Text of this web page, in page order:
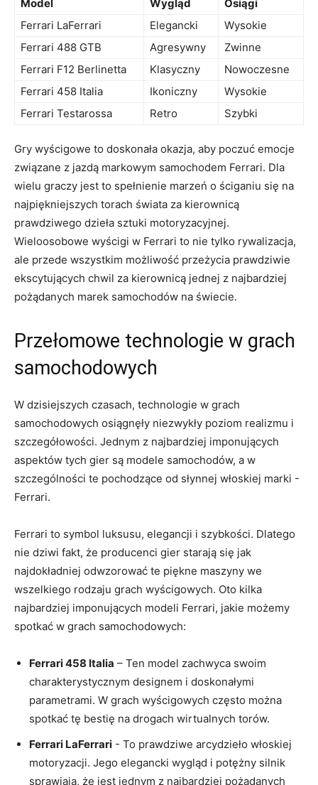
Model Wygląd
Osiągi
Ferrari ⁤LaFerrari
Elegancki
Wysokie
Ferrari⁣ 488 ​GTB
Agresywny
Zwinne
Ferrari F12⁢ Berlinetta
Klasyczny
Nowoczesne
Ferrari 458 Italia
Ikoniczny
Wysokie
Ferrari Testarossa
Retro Szybki
Gry wyścigowe⁢ to doskonała okazja, aby poczuć emocje
związane z jazdą markowym samochodem Ferrari. Dla
‍wielu graczy jest⁣ to spełnienie marzeń o ściganiu się na
najpiękniejszych ⁢torach świata⁤ za kierownicą
prawdziwego dzieła sztuki motoryzacyjnej.⁣
Wieloosobowe wyścigi w Ferrari ⁢to nie tylko‌ rywalizacja,
ale ⁣przede wszystkim możliwość przeżycia‍ prawdziwie
ekscytujących chwil za kierownicą jednej z najbardziej
pożądanych ⁤marek‌ samochodów ‍na świecie.
Przełomowe technologie‍ w⁤ grach⁣
samochodowych
W dzisiejszych czasach, ⁤technologie w grach
samochodowych ‌osiągnęły niezwykły⁣ poziom ⁢realizmu i
szczegółowości. Jednym z najbardziej imponujących
⁣aspektów​ tych​ gier są modele ‌samochodów, ‌a⁤ w
⁢szczególności te pochodzące⁢ od słynnej ‍włoskiej‍ marki -​
Ferrari.
Ferrari to‌ symbol luksusu, elegancji i⁢ szybkości. Dlatego
nie dziwi fakt, że producenci gier starają się jak
⁤najdokładniej odwzorować te piękne maszyny we
wszelkiego rodzaju grach wyścigowych. Oto kilka
najbardziej imponujących⁤ modeli ⁣Ferrari, jakie⁣ możemy
spotkać w⁣ grach⁤ samochodowych:
Ferrari 458 Italia – Ten model zachwyca swoim
charakterystycznym​ designem i doskonałymi
parametrami. W ⁢grach wyścigowych często można
spotkać tę⁢ bestię na drogach​ wirtualnych‌ torów.
Ferrari LaFerrari ​- To prawdziwe⁤ arcydzieło włoskiej‍
motoryzacji. Jego elegancki wygląd i potężny silnik
sprawiają, że jest jednym z‍ najbardziej pożądanych